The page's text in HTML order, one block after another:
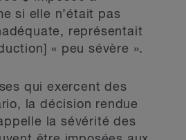
si elle n’était pas
représentait
« peu sévère ».
qui exercent des
la décision rendue
la sévérité des